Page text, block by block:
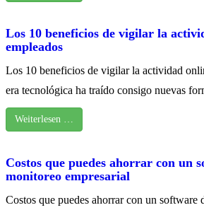
Los 10 beneficios de vigilar la
empleados
Los 10 beneficios de vigilar la actividad
era tecnológica ha traído consigo nuevas
Weiterlesen …
Costos que puedes ahorrar con un
monitoreo empresarial
Costos que puedes ahorrar con un software